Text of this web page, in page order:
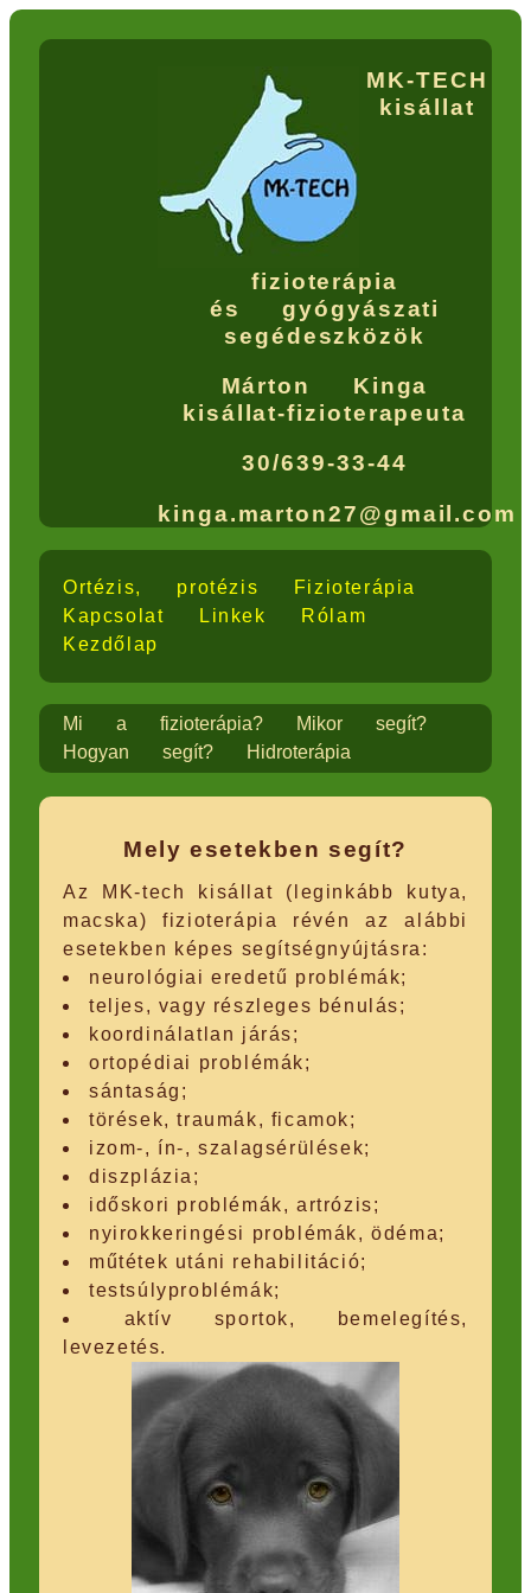
MK-TECH
kisállat
fizioterápia
és gyógyászati
segédeszközök
Márton Kinga
kisállat-fizioterapeuta
30/639-33-44
kinga.marton27@gmail.com
Ortézis, protézis
Fizioterápia
Kapcsolat
Linkek
Rólam
Kezdőlap
Mi a fizioterápia?
Mikor segít?
Hogyan segít?
Hidroterápia
Mely esetekben segít?
Az MK-tech kisállat (leginkább kutya,
macska) fizioterápia révén az alábbi
esetekben képes segítségnyújtásra:
neurológiai eredetű problémák;
teljes, vagy részleges bénulás;
koordinálatlan járás;
ortopédiai problémák;
sántaság;
törések, traumák, ficamok;
izom-, ín-, szalagsérülések;
diszplázia;
időskori problémák, artrózis;
nyirokkeringési problémák, ödéma;
műtétek utáni rehabilitáció;
testsúlyproblémák;
aktív sportok, bemelegítés,
levezetés.